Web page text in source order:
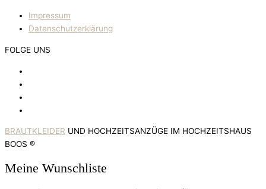
Impressum
Datenschutzerklärung
FOLGE UNS
BRAUTKLEIDER UND HOCHZEITSANZÜGE IM HOCHZEITSHAUS
BOOS ®
Meine Wunschliste